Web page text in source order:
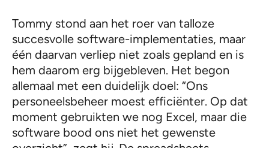
Tommy stond aan het roer van talloze
succesvolle software-implementaties, maar
één daarvan verliep niet zoals gepland en is
hem daarom erg bijgebleven. Het begon
allemaal met een duidelijk doel: “Ons
personeelsbeheer moest efficiënter. Op dat
moment gebruikten we nog Excel, maar die
software bood ons niet het gewenste